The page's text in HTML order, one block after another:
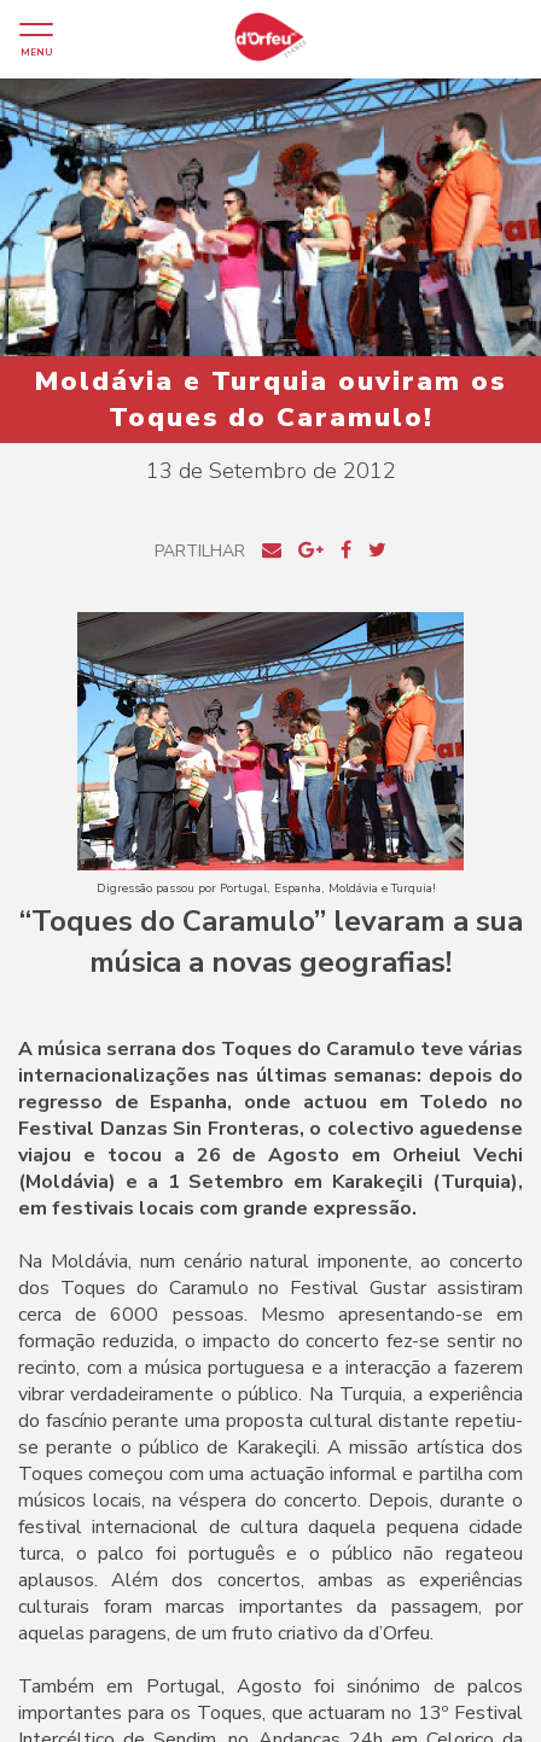
MENU
Moldávia e Turquia ouviram os
Toques do Caramulo!
13 de Setembro de 2012
PARTILHAR
Digressão passou por Portugal, Espanha, Moldávia e Turquia!
“Toques do Caramulo” levaram a sua
música a novas geografias!
A música serrana dos Toques do Caramulo teve várias
internacionalizações nas últimas semanas: depois do
regresso de Espanha, onde actuou em Toledo no
Festival Danzas Sin Fronteras, o colectivo aguedense
viajou e tocou a 26 de Agosto em Orheiul Vechi
(Moldávia) e a 1 Setembro em Karakeçili (Turquia),
em festivais locais com grande expressão.
Na Moldávia, num cenário natural imponente, ao concerto
dos Toques do Caramulo no Festival Gustar assistiram
cerca de 6000 pessoas. Mesmo apresentando-se em
formação reduzida, o impacto do concerto fez-se sentir no
recinto, com a música portuguesa e a interacção a fazerem
vibrar verdadeiramente o público. Na Turquia, a experiência
do fascínio perante uma proposta cultural distante repetiu-
se perante o público de Karakeçili. A missão artística dos
Toques começou com uma actuação informal e partilha com
músicos locais, na véspera do concerto. Depois, durante o
festival internacional de cultura daquela pequena cidade
turca, o palco foi português e o público não regateou
aplausos. Além dos concertos, ambas as experiências
culturais foram marcas importantes da passagem, por
aquelas paragens, de um fruto criativo da d’Orfeu.
Também em Portugal, Agosto foi sinónimo de palcos
importantes para os Toques, que actuaram no 13º Festival